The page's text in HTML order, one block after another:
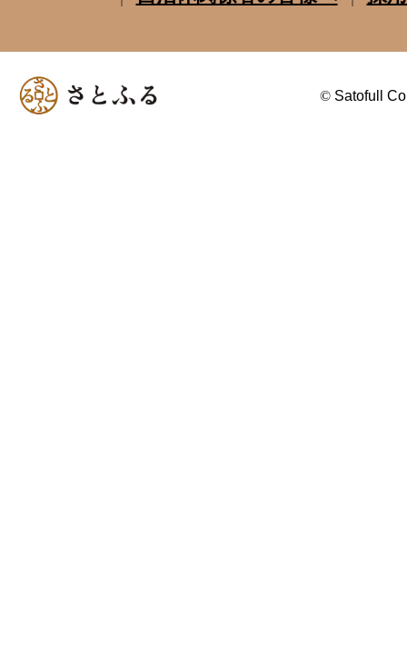
© Satofull